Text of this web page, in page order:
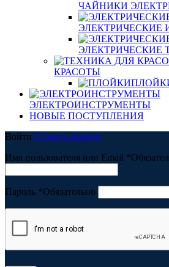
ЧАЙНИКИ
ЭЛЕКТРИЧЕСКИЕ
ЭЛЕКТРИЧЕСКИЕ
КРАСОТЫ
ЭЛЕКТРОИНСТРУМЕНТЫ
НОВЫЕ ПОСТУПЛЕНИЯ
Войти Создать аккаунт
Имя пользователя или Email *
Пароль *Обязательно